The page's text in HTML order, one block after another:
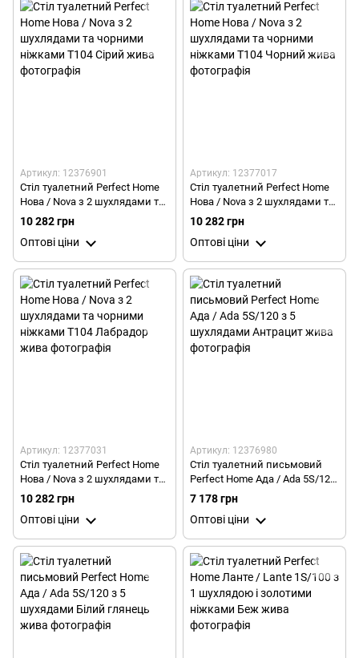
Артикул: 12376901
Стіл туалетний Perfect Home
Нова / Nova з 2 шухлядами та
чорними ніжками T104 Сірий
10 282 грн
Оптові ціни
Артикул: 12377017
Стіл туалетний Perfect Home
Нова / Nova з 2 шухлядами та
чорними ніжками T104
10 282 грн
Оптові ціни
Артикул: 12377031
Стіл туалетний Perfect Home
Нова / Nova з 2 шухлядами та
чорними ніжками T104
Лабрадор
10 282 грн
Оптові ціни
Артикул: 12376980
Стіл туалетний письмовий
Perfect Home Ада / Ada 5S/120
з 5 шухлядами Антрацит
7 178 грн
Оптові ціни